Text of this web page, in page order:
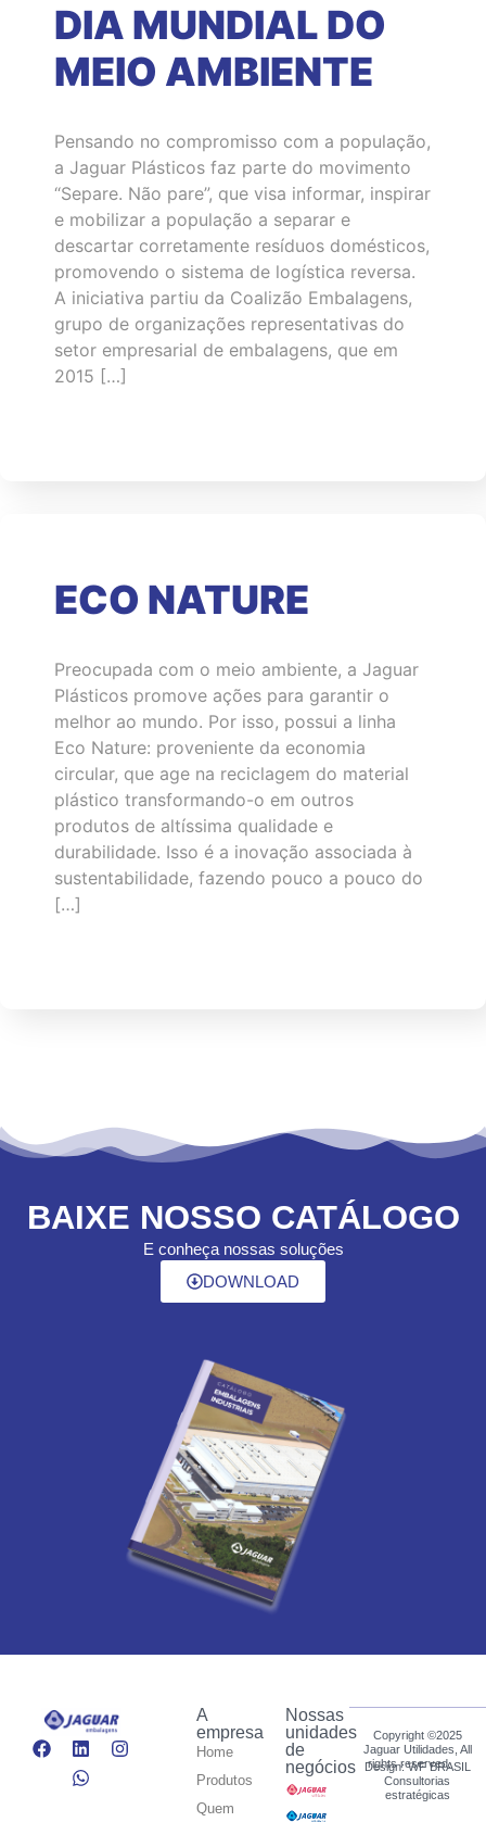
DIA MUNDIAL DO
MEIO AMBIENTE
Pensando no compromisso com a população,
a Jaguar Plásticos faz parte do movimento
“Separe. Não pare”, que visa informar, inspirar
e mobilizar a população a separar e
descartar corretamente resíduos domésticos,
promovendo o sistema de logística reversa.
A iniciativa partiu da Coalizão Embalagens,
grupo de organizações representativas do
setor empresarial de embalagens, que em
2015 […]
ECO NATURE
Preocupada com o meio ambiente, a Jaguar
Plásticos promove ações para garantir o
melhor ao mundo. Por isso, possui a linha
Eco Nature: proveniente da economia
circular, que age na reciclagem do material
plástico transformando-o em outros
produtos de altíssima qualidade e
durabilidade. Isso é a inovação associada à
sustentabilidade, fazendo pouco a pouco do
[…]
BAIXE NOSSO CATÁLOGO
E conheça nossas soluções
DOWNLOAD
A
empresa
Home
Produtos
Quem
Nossas
unidades
de
negócios
Copyright ©2025
Jaguar Utilidades, All
rights reserved.
Design: WF BRASIL
Consultorias
estratégicas